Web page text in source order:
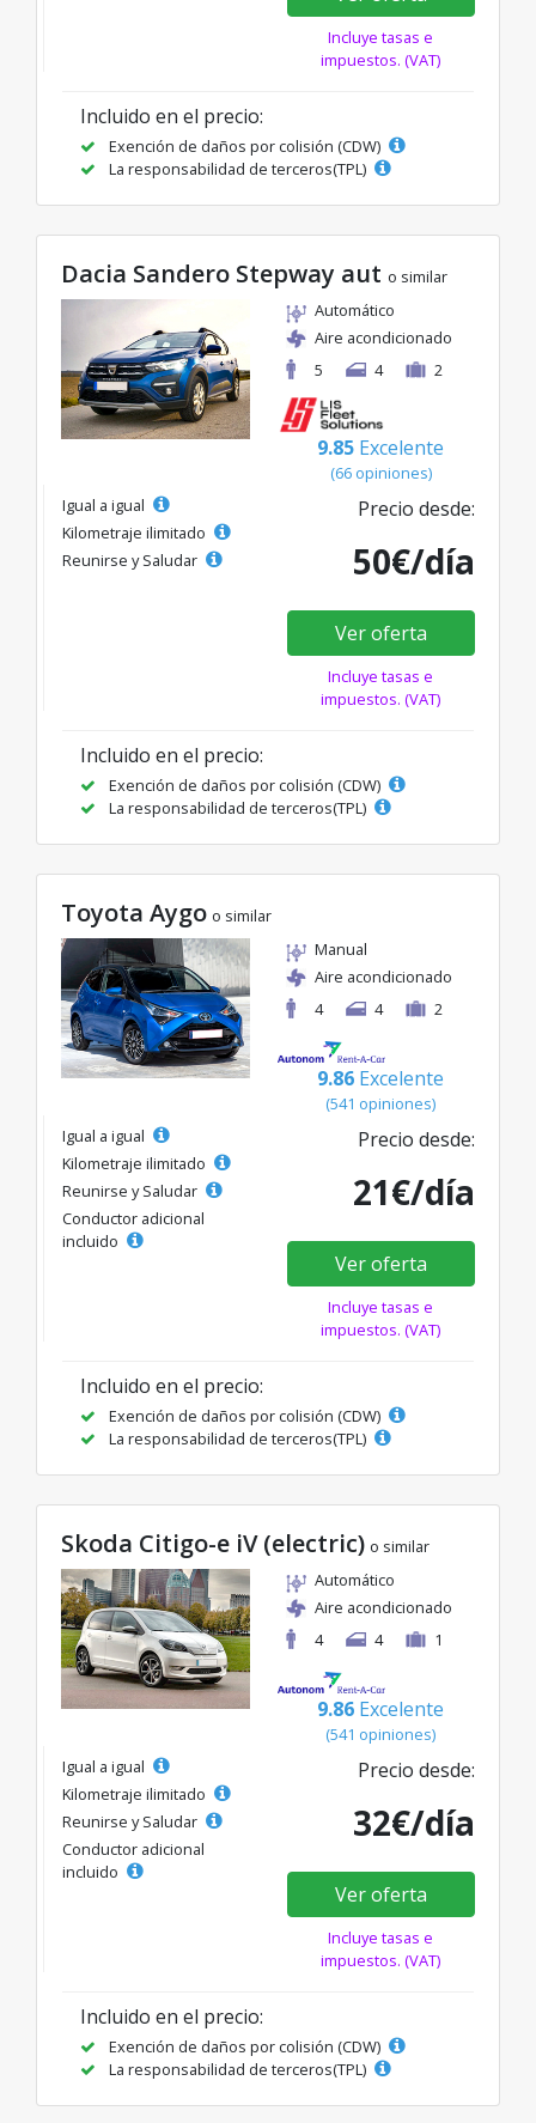
Incluye tasas e
impuestos. (VAT)
Incluido en el precio:
Exención de daños por colisión (CDW)
La responsabilidad de terceros(TPL)
Dacia Sandero Stepway aut o similar
Automático
Aire acondicionado
5
4 2
9.85 Excelente
(66 opiniones)
Igual a igual
Kilometraje ilimitado
Reunirse y Saludar
Precio desde:
50€/día
Ver oferta
Incluye tasas e
impuestos. (VAT)
Incluido en el precio:
Exención de daños por colisión (CDW)
La responsabilidad de terceros(TPL)
Toyota Aygo o similar
Manual
Aire acondicionado
4
4 2
9.86 Excelente
(541 opiniones)
Igual a igual
Kilometraje ilimitado
Reunirse y Saludar
Conductor adicional
incluido
Precio desde:
21€/día
Ver oferta
Incluye tasas e
impuestos. (VAT)
Incluido en el precio:
Exención de daños por colisión (CDW)
La responsabilidad de terceros(TPL)
Skoda Citigo-e iV (electric) o similar
Automático
Aire acondicionado
4
4 1
9.86 Excelente
(541 opiniones)
Igual a igual
Kilometraje ilimitado
Reunirse y Saludar
Conductor adicional
incluido
Precio desde:
32€/día
Ver oferta
Incluye tasas e
impuestos. (VAT)
Incluido en el precio:
Exención de daños por colisión (CDW)
La responsabilidad de terceros(TPL)